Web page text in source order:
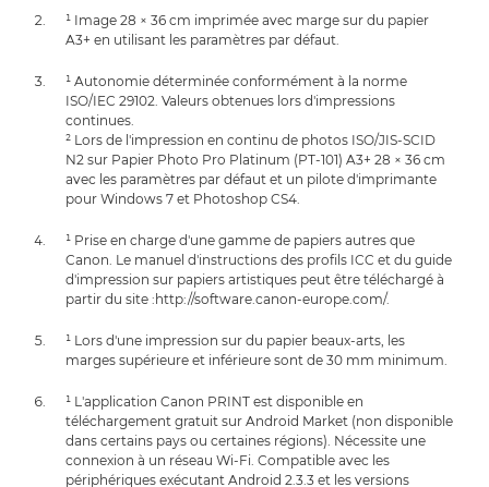
¹ Image 28 × 36 cm imprimée avec marge sur du papier
A3+ en utilisant les paramètres par défaut.
¹ Autonomie déterminée conformément à la norme
ISO/IEC 29102. Valeurs obtenues lors d'impressions
continues.
² Lors de l'impression en continu de photos ISO/JIS-SCID
N2 sur Papier Photo Pro Platinum (PT-101) A3+ 28 × 36 cm
avec les paramètres par défaut et un pilote d'imprimante
pour Windows 7 et Photoshop CS4.
¹ Prise en charge d'une gamme de papiers autres que
Canon. Le manuel d'instructions des profils ICC et du guide
d'impression sur papiers artistiques peut être téléchargé à
partir du site :http://software.canon-europe.com/.
¹ Lors d'une impression sur du papier beaux-arts, les
marges supérieure et inférieure sont de 30 mm minimum.
¹ L'application Canon PRINT est disponible en
téléchargement gratuit sur Android Market (non disponible
dans certains pays ou certaines régions). Nécessite une
connexion à un réseau Wi-Fi. Compatible avec les
périphériques exécutant Android 2.3.3 et les versions